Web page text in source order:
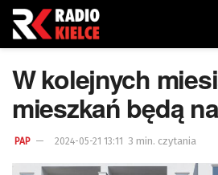
W kolejnych
mieszkań będą
PAP 2024-05-21 13:11 3 min. czytania